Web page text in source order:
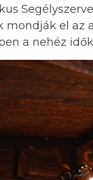
mondják el az
a nehéz